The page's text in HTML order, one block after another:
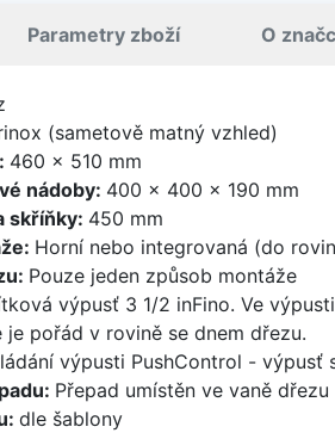
Parametry zboží O
(sametově matný vzhled)
460 x 510 mm
nádoby: 400 x 400 x 190 mm
skříňky: 450 mm
Horní nebo integrovaná (do
Pouze jeden způsob montáže
výpusť 3 1/2 inFino. Ve
je pořád v rovině se dnem dřezu.
výpusti PushControl -
Přepad umístěn ve vaně dřezu
dle šablony